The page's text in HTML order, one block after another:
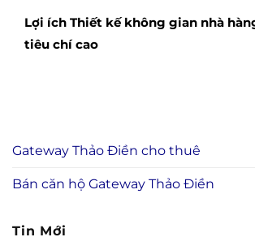
Lợi ích Thiết kế không gian nhà
tiêu chí cao
Gateway Thảo Điền cho thuê
Bán căn hộ Gateway Thảo Điền
Tin Mới